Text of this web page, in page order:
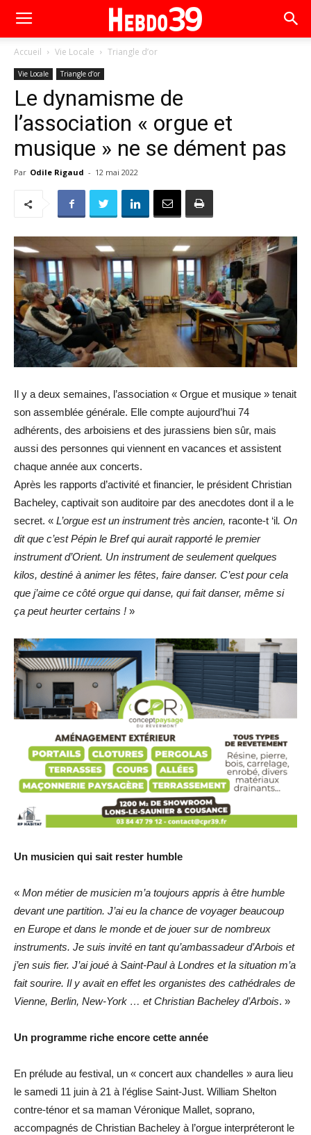
Accueil Vie Locale Triangle d’or
Vie Locale Triangle d’or
Le dynamisme de
l’association « orgue et
musique » ne se dément pas
Par Odile Rigaud - 12 mai 2022
Il y a deux semaines, l’association « Orgue et musique » tenait
son assemblée générale. Elle compte aujourd’hui 74
adhérents, des arboisiens et des jurassiens bien sûr, mais
aussi des personnes qui viennent en vacances et assistent
chaque année aux concerts.
Après les rapports d’activité et financier, le président Christian
Bacheley, captivait son auditoire par des anecdotes dont il a le
secret. « L’orgue est un instrument très ancien, raconte-t ‘il. On
dit que c’est Pépin le Bref qui aurait rapporté le premier
instrument d’Orient. Un instrument de seulement quelques
kilos, destiné à animer les fêtes, faire danser. C’est pour cela
que j’aime ce côté orgue qui danse, qui fait danser, même si
ça peut heurter certains ! »
Un musicien qui sait rester humble
« Mon métier de musicien m’a toujours appris à être humble
devant une partition. J’ai eu la chance de voyager beaucoup
en Europe et dans le monde et de jouer sur de nombreux
instruments. Je suis invité en tant qu’ambassadeur d’Arbois et
j’en suis fier. J’ai joué à Saint-Paul à Londres et la situation m’a
fait sourire. Il y avait en effet les organistes des cathédrales de
Vienne, Berlin, New-York … et Christian Bacheley d’Arbois. »
Un programme riche encore cette année
En prélude au festival, un « concert aux chandelles » aura lieu
le samedi 11 juin à 21 à l’église Saint-Just. William Shelton
contre-ténor et sa maman Véronique Mallet, soprano,
accompagnés de Christian Bacheley à l’orgue interpréteront le